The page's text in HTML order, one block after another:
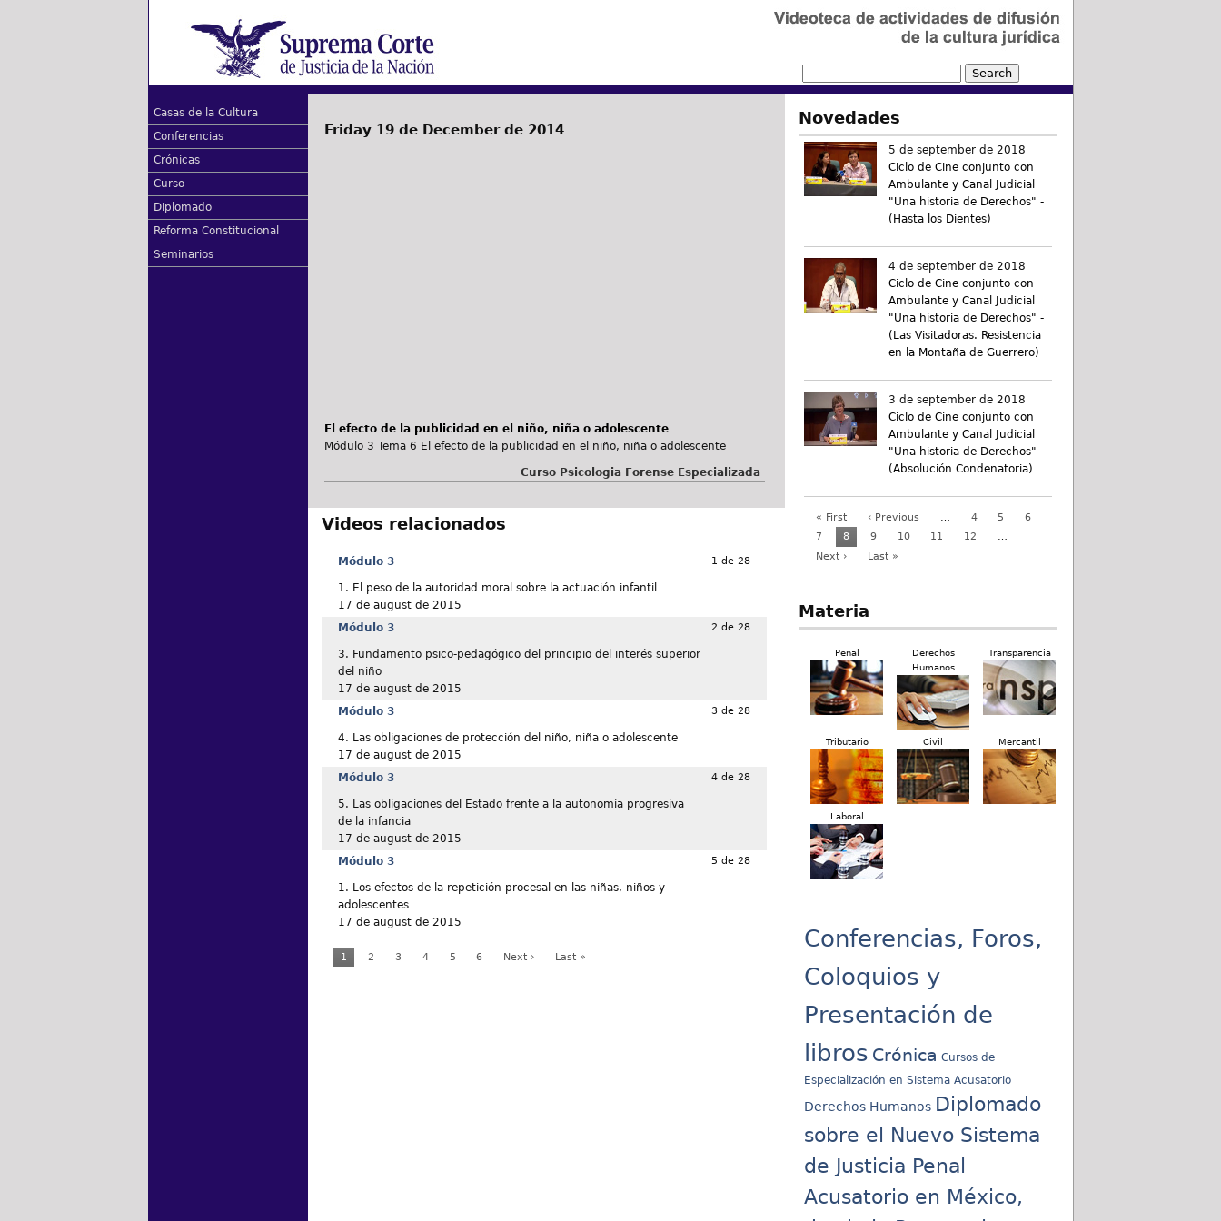
Casas de la Cultura
Conferencias
Crónicas
Curso
Diplomado
Reforma Constitucional
Seminarios
Friday 19 de December de 2014
El efecto de la publicidad en el niño, niña o adolescente
Módulo 3 Tema 6 El efecto de la publicidad en el niño, niña o adolescente
Curso Psicologia Forense Especializada
Videos relacionados
Módulo 3
1. El peso de la autoridad moral sobre la actuación infantil
17 de august de 2015
1 de 28
Módulo 3
3. Fundamento psico-pedagógico del principio del interés superior
del niño
17 de august de 2015
2 de 28
Módulo 3
4. Las obligaciones de protección del niño, niña o adolescente
17 de august de 2015
3 de 28
Módulo 3
5. Las obligaciones del Estado frente a la autonomía progresiva
de la infancia
17 de august de 2015
4 de 28
Módulo 3
1. Los efectos de la repetición procesal en las niñas, niños y
adolescentes
17 de august de 2015
5 de 28
1 2 3 4 5 6 Next › Last »
Novedades
5 de september de 2018
Ciclo de Cine conjunto con
Ambulante y Canal Judicial
"Una historia de Derechos" -
(Hasta los Dientes)
4 de september de 2018
Ciclo de Cine conjunto con
Ambulante y Canal Judicial
"Una historia de Derechos" -
(Las Visitadoras. Resistencia
en la Montaña de Guerrero)
3 de september de 2018
Ciclo de Cine conjunto con
Ambulante y Canal Judicial
"Una historia de Derechos" -
(Absolución Condenatoria)
« First ‹ Previous … 4 5
6
7
8 9 10 11 12
…
Next ›
Last »
Materia
Penal
Derechos
Humanos
Transparencia
Tributario Civil Mercantil
Laboral
Conferencias, Foros,
Coloquios y
Presentación de
libros Crónica Cursos de
Especialización en Sistema Acusatorio
Derechos Humanos Diplomado
sobre el Nuevo Sistema
de Justicia Penal
Acusatorio en México,